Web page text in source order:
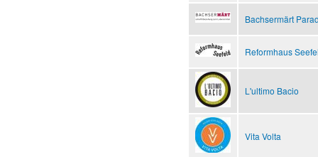
Bachsermärt
Reformhaus
L'ultimo Bacio
Vita Volta